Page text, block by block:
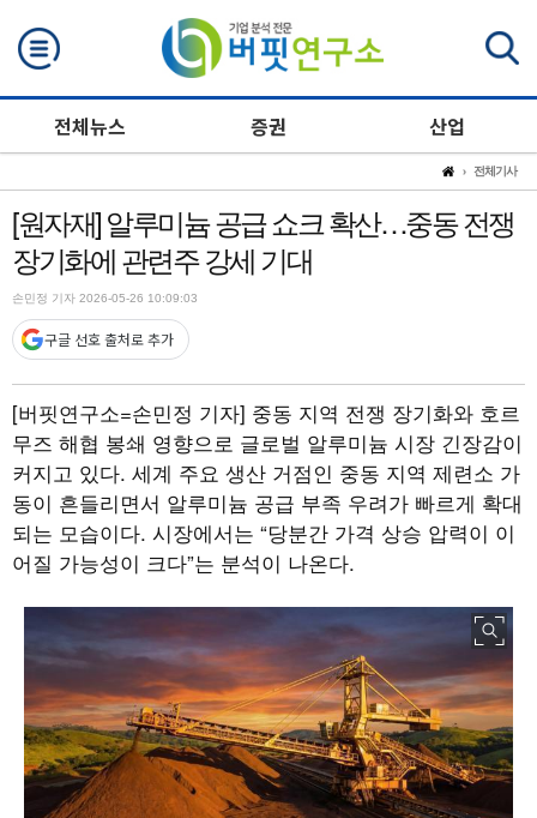
전체뉴스 증권 산업
전체기사
[원자재] 알루미늄 공급 쇼크 확산…중동 전쟁
장기화에 관련주 강세 기대
손민정 기자 2026-05-26 10:09:03
구글 선호 출처로 추가
[버핏연구소=손민정 기자] 중동 지역 전쟁 장기화와 호르
무즈 해협 봉쇄 영향으로 글로벌 알루미늄 시장 긴장감이
커지고 있다. 세계 주요 생산 거점인 중동 지역 제련소 가
동이 흔들리면서 알루미늄 공급 부족 우려가 빠르게 확대
되는 모습이다. 시장에서는 “당분간 가격 상승 압력이 이
어질 가능성이 크다”는 분석이 나온다.
검색